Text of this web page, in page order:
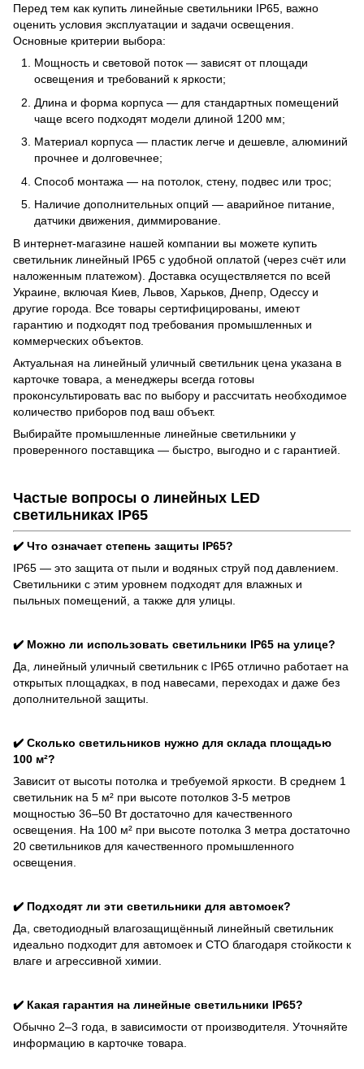
Перед тем как купить линейные светильники IP65, важно
оценить условия эксплуатации и задачи освещения.
Основные критерии выбора:
Мощность и световой поток — зависят от площади
освещения и требований к яркости;
Длина и форма корпуса — для стандартных помещений
чаще всего подходят модели длиной 1200 мм;
Материал корпуса — пластик легче и дешевле, алюминий
прочнее и долговечнее;
Способ монтажа — на потолок, стену, подвес или трос;
Наличие дополнительных опций — аварийное питание,
датчики движения, диммирование.
В интернет-магазине нашей компании вы можете купить
светильник линейный IP65 с удобной оплатой (через счёт или
наложенным платежом). Доставка осуществляется по всей
Украине, включая Киев, Львов, Харьков, Днепр, Одессу и
другие города. Все товары сертифицированы, имеют
гарантию и подходят под требования промышленных и
коммерческих объектов.
Актуальная на линейный уличный светильник цена указана в
карточке товара, а менеджеры всегда готовы
проконсультировать вас по выбору и рассчитать необходимое
количество приборов под ваш объект.
Выбирайте промышленные линейные светильники у
проверенного поставщика — быстро, выгодно и с гарантией.
Частые вопросы о линейных LED
светильниках IP65
✔️ Что означает степень защиты IP65?
IP65 — это защита от пыли и водяных струй под давлением.
Светильники с этим уровнем подходят для влажных и
пыльных помещений, а также для улицы.
✔️ Можно ли использовать светильники IP65 на улице?
Да, линейный уличный светильник с IP65 отлично работает на
открытых площадках, в под навесами, переходах и даже без
дополнительной защиты.
✔️ Сколько светильников нужно для склада площадью
100 м²?
Зависит от высоты потолка и требуемой яркости. В среднем 1
светильник на 5 м² при высоте потолков 3-5 метров
мощностью 36–50 Вт достаточно для качественного
освещения. На 100 м² при высоте потолка 3 метра достаточно
20 светильников для качественного промышленного
освещения.
✔️ Подходят ли эти светильники для автомоек?
Да, светодиодный влагозащищённый линейный светильник
идеально подходит для автомоек и СТО благодаря стойкости к
влаге и агрессивной химии.
✔️ Какая гарантия на линейные светильники IP65?
Обычно 2–3 года, в зависимости от производителя. Уточняйте
информацию в карточке товара.